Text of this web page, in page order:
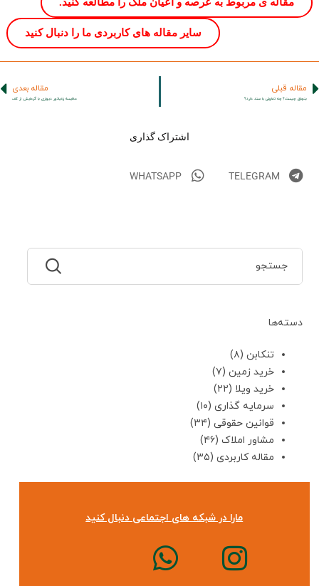
سایر مقاله های کاربردی ما را دنبال کنید
مقاله قبلی
بنچاق چیست؟ چه تفاوتی با سند دارد؟
مقاله بعدی
مقایسه رادیاتور دیواری با گرمایش از کف
اشتراک گذاری
TELEGRAM
WHATSAPP
دسته‌ها
تنکابن (۸)
خرید زمین (۷)
خرید ویلا (۲۲)
سرمایه گذاری (۱۰)
قوانین حقوقی (۳۴)
مشاور املاک (۴۶)
مقاله کاربردی (۳۵)
مارا در شبکه های اجتماعی دنبال کنید